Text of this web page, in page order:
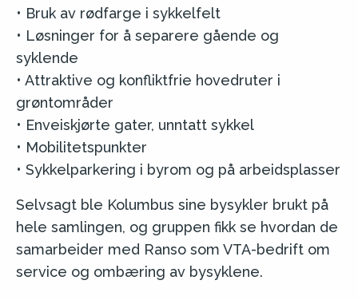
• Bruk av rødfarge i sykkelfelt
• Løsninger for å separere gående og
syklende
• Attraktive og konfliktfrie hovedruter i
grøntområder
• Enveiskjørte gater, unntatt sykkel
• Mobilitetspunkter
• Sykkelparkering i byrom og på arbeidsplasser
Selvsagt ble Kolumbus sine bysykler brukt på
hele samlingen, og gruppen fikk se hvordan de
samarbeider med Ranso som VTA-bedrift om
service og ombæring av bysyklene.